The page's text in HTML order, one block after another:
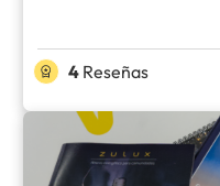
4 Reseñas